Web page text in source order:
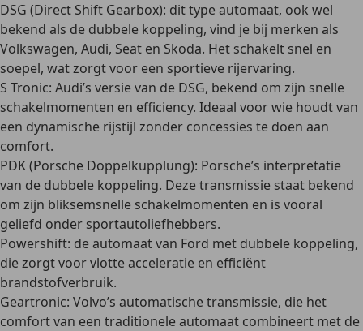
DSG (Direct Shift Gearbox): dit type automaat, ook wel
bekend als de dubbele koppeling, vind je bij merken als
Volkswagen, Audi, Seat en Skoda. Het schakelt snel en
soepel, wat zorgt voor een sportieve rijervaring.
S Tronic: Audi’s versie van de DSG, bekend om zijn snelle
schakelmomenten en efficiency. Ideaal voor wie houdt van
een dynamische rijstijl zonder concessies te doen aan
comfort.
PDK (Porsche Doppelkupplung): Porsche’s interpretatie
van de dubbele koppeling. Deze transmissie staat bekend
om zijn bliksemsnelle schakelmomenten en is vooral
geliefd onder sportautoliefhebbers.
Powershift: de automaat van Ford met dubbele koppeling,
die zorgt voor vlotte acceleratie en efficiënt
brandstofverbruik.
Geartronic: Volvo’s automatische transmissie, die het
comfort van een traditionele automaat combineert met de